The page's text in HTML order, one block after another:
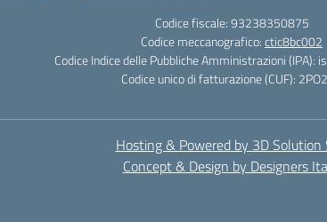
Codice fiscale: 93238350875
Codice meccanografico:ctic8bc002
Codice Indice delle Pubbliche Amministrazioni (IPA):
Codice unico di fatturazione (CUF):
Hosting & Powered by 3D Solution
Concept & Design by Designers